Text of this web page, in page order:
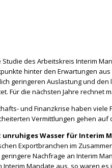
des Arbeitskreis Interim
hinter den Erwartungen
geringeren Auslastung und den
Für die nächsten Jahre rechnet
und Finanzkrise haben
Vermittlungen gehen
unruhiges Wasser für Interim
Exportbranchen im
Nachfrage an Interim
Mandate aus, so waren es